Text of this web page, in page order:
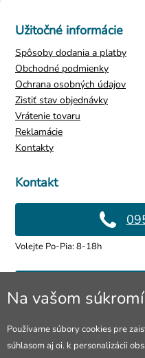
Kontakt
Volejte Po-Pia: 8-18h
Predajňa v Ostrave
Užitočné informácie
Spôsoby dodania a platby
Obchodné podmienky
Ochrana osobných údajov
Zistiť stav objednávky
Vrátenie tovaru
Reklamácie
Kontakty
Na vašom
Používame súbory cookies pre
súhlasom aj oi. k personalizácii